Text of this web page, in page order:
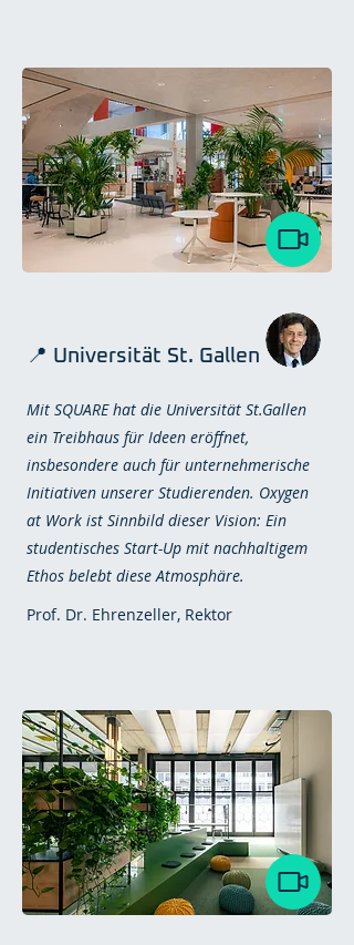
📍 Universität St. Gallen
Mit SQUARE hat die Universität St.Gallen
ein Treibhaus für Ideen eröffnet,
insbesondere auch für unternehmerische
Initiativen unserer Studierenden. Oxygen
at Work ist Sinnbild dieser Vision: Ein
studentisches Start-Up mit nachhaltigem
Ethos belebt diese Atmosphäre.
Prof. Dr. Ehrenzeller, Rektor